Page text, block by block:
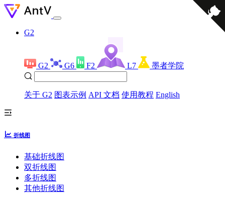
G2
G2 G6 F2 L7 墨者学院
关于 G2 图表示例 API 文档 使用教程 English
折线图
基础折线图
双折线图
多折线图
其他折线图